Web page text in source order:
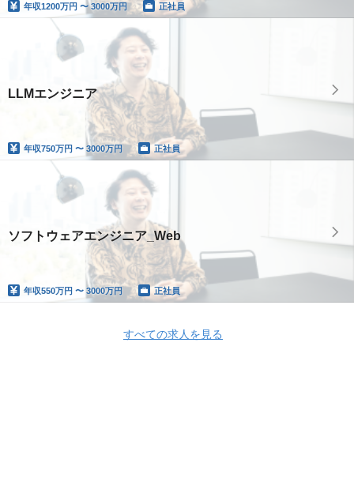
年収1200万円 〜 3000万円 正社員
LLMエンジニア
年収750万円 〜 3000万円 正社員
ソフトウェアエンジニア_Web
年収550万円 〜 3000万円 正社員
すべての求人を見る